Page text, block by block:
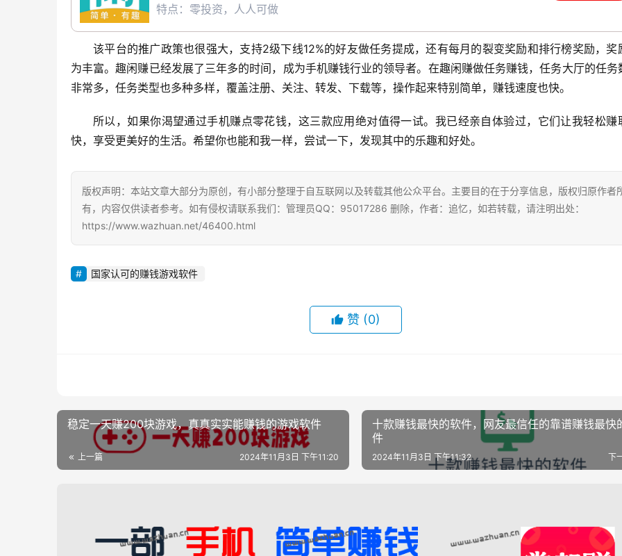
特点：零投资，人人可做
该平台的推广政策也很强大，支持2级下线12%的好友做任务提成，还有每月的裂变奖励和排行榜奖励，奖
为丰富。趣闲赚已经发展了三年多的时间，成为手机赚钱行业的领导者。在趣闲赚做任务赚钱，任务大厅的任务
非常多，任务类型也多种多样，覆盖注册、关注、转发、下载等，操作起来特别简单，赚钱速度也快。
所以，如果你渴望通过手机赚点零花钱，这三款应用绝对值得一试。我已经亲自体验过，它们让我轻松赚
快，享受更美好的生活。希望你也能和我一样，尝试一下，发现其中的乐趣和好处。
版权声明：本站文章大部分为原创，有小部分整理于自互联网以及转载其他公众平台。主要目的在于分享信息，版权归原作者
有，内容仅供读者参考。如有侵权请联系我们：管理员QQ：95017286 删除，作者：追忆，如若转载，请注明出处：
https://www.wazhuan.net/46400.html
国家认可的赚钱游戏软件
赞 (0)
稳定一天赚200块游戏，真真实实能赚钱的游戏软件
上一篇 2024年11月3日 下午11:20
十款赚钱最快的软件，网友最信任的靠谱赚钱最快
件
下
2024年11月3日 下午11:32